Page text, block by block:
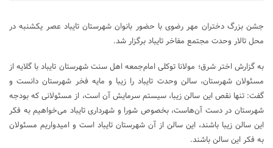
جشن بزرگ دختران مهر رضوی با حضور بانوان شهرستان تایباد عصر یکشنبه در
محل تالار وحدت مجتمع مفاخر تایباد برگزار شد.
به گزارش اختر شرق؛ مولانا توکلی امام‌جمعه اهل سنت شهرستان تایباد با گلایه از
مسئولان شهرستان، سالن وحدت تایباد را زیبا و مایه فخر شهرستان دانست و
گفت: تنها نقص این سالن زیبا، سیستم سرمایش آن است، از مسئولانی که بودجه
شهرستان در دست آن‌هاست، بخصوص شورا و شهرداری تایباد می‌خواهیم به فکر
این سالن زیبا باشند، این سالن از آن شهرستان تایباد است و امیدواریم مسئولان
به فکر این سالن باشند.